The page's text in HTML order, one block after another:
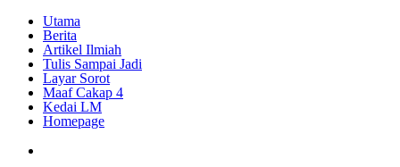
Utama
Berita
Artikel Ilmiah
Tulis Sampai Jadi
Layar Sorot
Maaf Cakap 4
Kedai LM
Homepage